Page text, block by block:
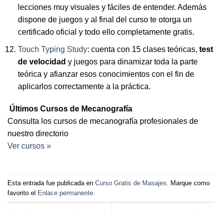
lecciones muy visuales y fáciles de entender. Además
dispone de juegos y al final del curso te otorga un
certificado oficial y todo ello completamente gratis.
Touch Typing Study: cuenta con 15 clases teóricas, test
de velocidad y juegos para dinamizar toda la parte
teórica y afianzar esos conocimientos con el fin de
aplicarlos correctamente a la práctica.
Últimos Cursos de Mecanografía
Consulta los cursos de mecanografía profesionales de
nuestro directorio
Ver cursos »
Esta entrada fue publicada en Curso Gratis de Masajes . Marque como
favorito el Enlace permanente